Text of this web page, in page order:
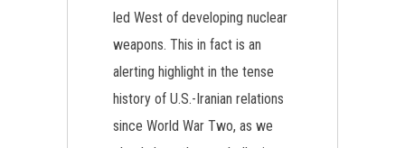
led West of developing nuclear
weapons. This in fact is an
alerting highlight in the tense
history of U.S.-Iranian relations
since World War Two, as we